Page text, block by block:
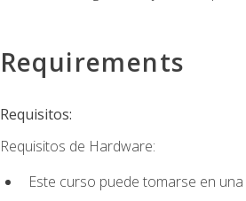
Requirements
Requisitos:
Requisitos de Hardware:
Este curso puede tomarse en